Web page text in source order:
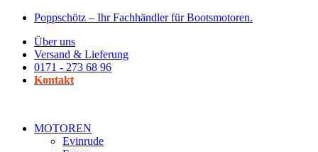
Zum
wechseln
Poppschötz – Ihr Fachhändler für Bootsmotoren.
Über uns
Versand & Lieferung
0171 - 273 68 96
Kontakt
MOTOREN
Evinrude